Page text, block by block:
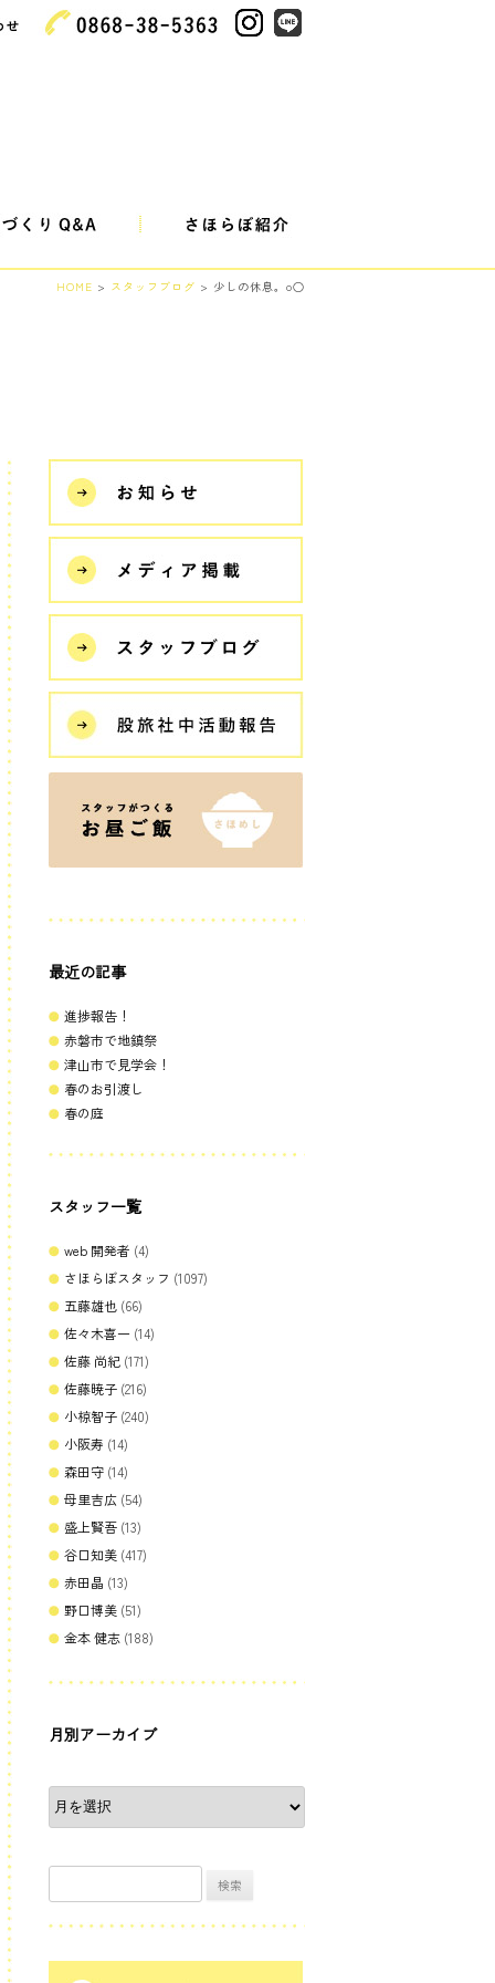
HOME > スタッフブログ > 少しの休息。o○
最近の記事
進捗報告！
赤磐市で地鎮祭
津山市で見学会！
春のお引渡し
春の庭
スタッフ一覧
web 開発者 (4)
さほらぼスタッフ (1097)
五藤雄也 (66)
佐々木喜一 (14)
佐藤 尚紀 (171)
佐藤暁子 (216)
小椋智子 (240)
小阪寿 (14)
森田守 (14)
母里吉広 (54)
盛上賢吾 (13)
谷口知美 (417)
赤田晶 (13)
野口博美 (51)
金本 健志 (188)
月別アーカイブ